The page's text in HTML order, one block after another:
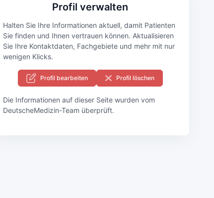
Profil verwalten
Halten Sie Ihre Informationen aktuell, damit Patienten
Sie finden und Ihnen vertrauen können. Aktualisieren
Sie Ihre Kontaktdaten, Fachgebiete und mehr mit nur
wenigen Klicks.
Profil bearbeiten Profil löschen
Die Informationen auf dieser Seite wurden vom
DeutscheMedizin-Team überprüft.